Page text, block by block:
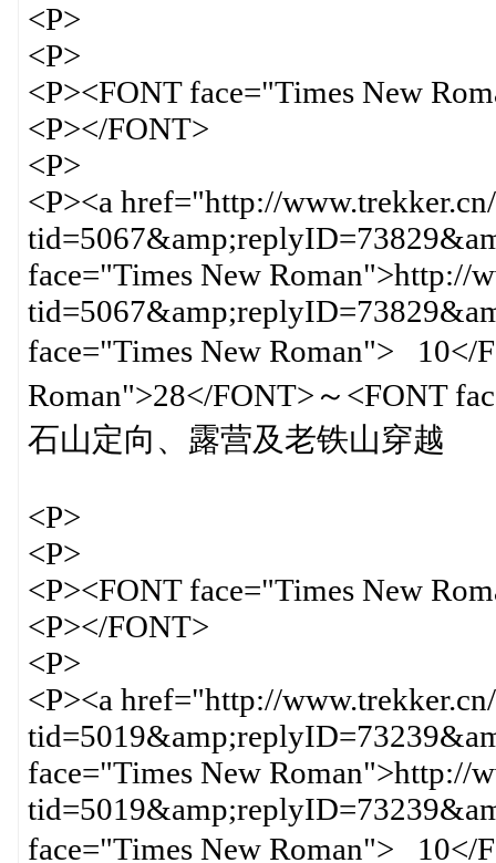
<P>
<P>
<P><FONT face="Times New
<P></FONT>
<P>
<P><a href="http://
face="Times New Roman">http://
face="Times New Roman"> 10</
Roman">28</FONT>～<FONT
石山定向、露营及老铁山穿越
<P>
<P>
<P><FONT face="Times New
<P></FONT>
<P>
<P><a href="http://
face="Times New Roman">http://
face="Times New Roman"> 10</